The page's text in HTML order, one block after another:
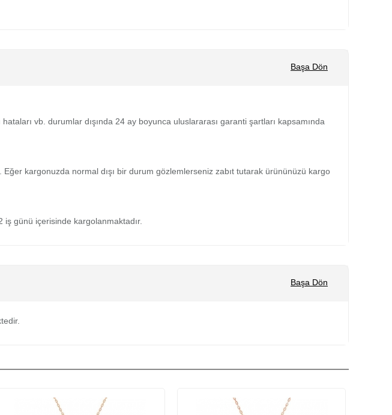
Başa Dön
vb. durumlar dışında 24 ay boyunca uluslararası garanti şartları kapsamında
kargonuzda normal dışı bir durum gözlemlerseniz zabıt tutarak ürününüzü kargo
günü içerisinde kargolanmaktadır.
Başa Dön